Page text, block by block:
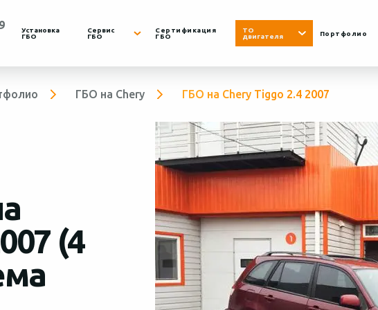
8:00 - 19:00
Установка
ГБО
Сервис
ГБО
Сертификация
ГБО
ТО
двигателя
Портфолио
ГБО на Chery ГБО на Chery Tiggo 2.4 2007
(4